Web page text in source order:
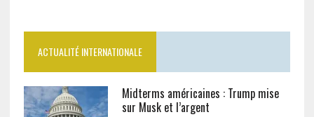
ACTUALITÉ INTERNATIONALE
Midterms américaines : Trump mise
sur Musk et l’argent